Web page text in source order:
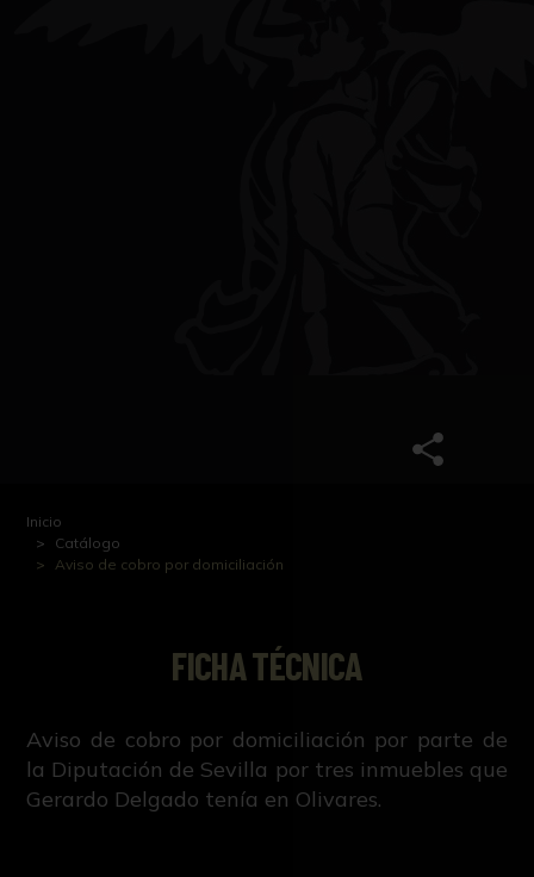
Inicio
Catálogo
Aviso de cobro por domiciliación
FICHA TÉCNICA
Aviso de cobro por domiciliación por parte de
la Diputación de Sevilla por tres inmuebles que
Gerardo Delgado tenía en Olivares.